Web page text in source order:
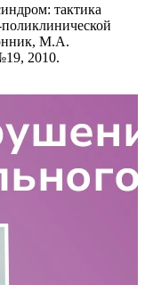
тактика
М.А.
2010.